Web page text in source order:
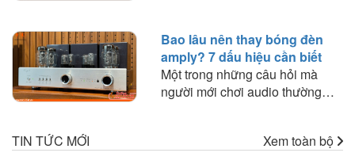
thanh mà bạn trải nghiệm. Trong
bài viết này, HD Audio sẽ chia
sẻ những nguyên tắc quan trọng
và kinh nghiệm thực tế giúp bạn
dàn âm thanh.
Bao lâu nên thay bóng đèn
amply? 7 dấu hiệu cần biết
Một trong những câu hỏi mà
người mới chơi audio thường
nào cần thay bóng đèn?". Trên
TIN TỨC MỚI Xem toàn bộ